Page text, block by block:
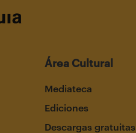
Área Cultural
Mediateca
Ediciones
Descargas gratuitas